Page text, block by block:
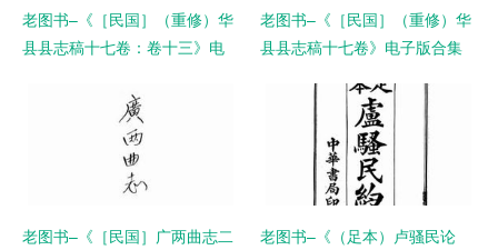
老图书–《［民国］（重修）华
县县志稿十七卷：卷十三》电
老图书–《［民国］（重修）华
县县志稿十七卷》电子版合集
老图书–《［民国］广两曲志二
老图书–《（足本）卢骚民论